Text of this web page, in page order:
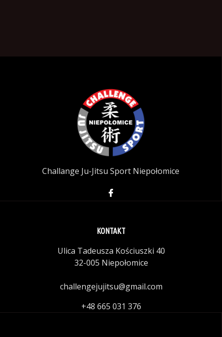
Challange Ju-Jitsu Sport Niepołomice
KONTAKT
Ulica Tadeusza Kościuszki 40
32-005 Niepołomice
challengejujitsu@gmail.com
+48 665 031 376